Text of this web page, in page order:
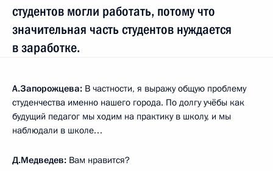
студентов могли работать, потому что
значительная часть студентов нуждается
в заработке.
А.Запорожцева: В частности, я выражу общую проблему
студенчества именно нашего города. По долгу учёбы как
будущий педагог мы ходим на практику в школу, и мы
наблюдали в школе…
Д.Медведев: Вам нравится?